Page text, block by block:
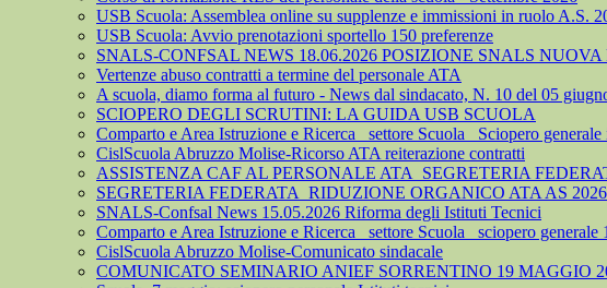
USB Scuola: Assemblea online su supplenze e immissioni in ruolo A.S.
USB Scuola: Avvio prenotazioni sportello 150 preferenze
SNALS-CONFSAL NEWS 18.06.2026 POSIZIONE SNALS NUOVA
Vertenze abuso contratti a termine del personale ATA
A scuola, diamo forma al futuro - News dal sindacato, N. 10 del 05
SCIOPERO DEGLI SCRUTINI: LA GUIDA USB SCUOLA
Comparto e Area Istruzione e Ricerca_ settore Scuola_ Sciopero
CislScuola Abruzzo Molise-Ricorso ATA reiterazione contratti
ASSISTENZA CAF AL PERSONALE ATA_SEGRETERIA
SEGRETERIA FEDERATA_RIDUZIONE ORGANICO ATA AS
SNALS-Confsal News 15.05.2026 Riforma degli Istituti Tecnici
Comparto e Area Istruzione e Ricerca_ settore Scuola_ sciopero generale
CislScuola Abruzzo Molise-Comunicato sindacale
COMUNICATO SEMINARIO ANIEF SORRENTINO 19 MAGGIO